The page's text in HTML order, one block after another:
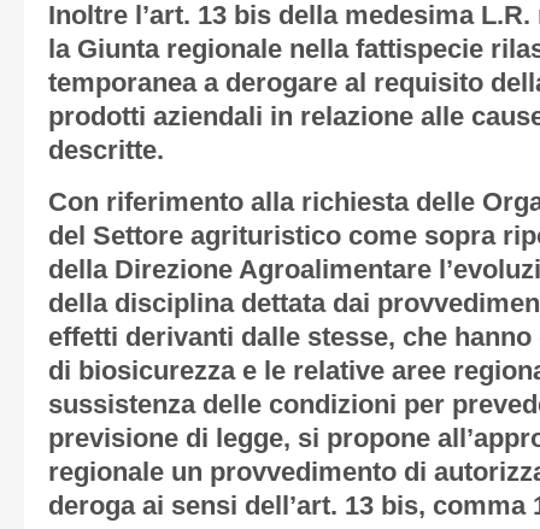
Inoltre l’art. 13 bis della medesima
la Giunta regionale nella fattispecie
temporanea a derogare al requisito
prodotti aziendali in relazione alle
descritte.
Con riferimento alla richiesta delle
del Settore agrituristico come sopra
della Direzione Agroalimentare
della disciplina dettata dai
effetti derivanti dalle stesse, che
di biosicurezza e le relative aree
sussistenza delle condizioni per
previsione di legge, si propone
regionale un provvedimento di
deroga ai sensi dell’art. 13 bis, comma